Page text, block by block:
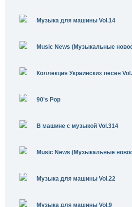
Музыка для машины Vol.14
Music News (Музыкальные
Коллекция Украинских песен
90's Pop
В машине с музыкой Vol.314
Music News (Музыкальные
Музыка для машины Vol.22
Музыка для машины Vol.9